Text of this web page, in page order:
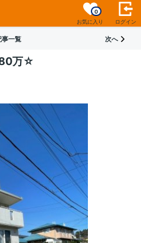
お気に入り
0
ログイン
事一覧 次へ
万☆